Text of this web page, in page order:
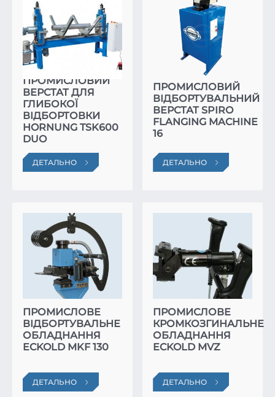
ПРОМИСЛОВИЙ
ВЕРСТАТ ДЛЯ
ГЛИБОКОЇ
ВІДБОРТОВКИ
HORNUNG TSK600
DUO
ДЕТАЛЬНО
ПРОМИСЛОВИЙ
ВІДБОРТУВАЛЬНИЙ
ВЕРСТАТ SPIRO
FLANGING MACHINE
16
ДЕТАЛЬНО
ПРОМИСЛОВЕ
ВІДБОРТУВАЛЬНЕ
ОБЛАДНАННЯ
ECKOLD MKF 130
ДЕТАЛЬНО
ПРОМИСЛОВЕ
КРОМКОЗГИНАЛЬНЕ
ОБЛАДНАННЯ
ECKOLD MVZ
ДЕТАЛЬНО